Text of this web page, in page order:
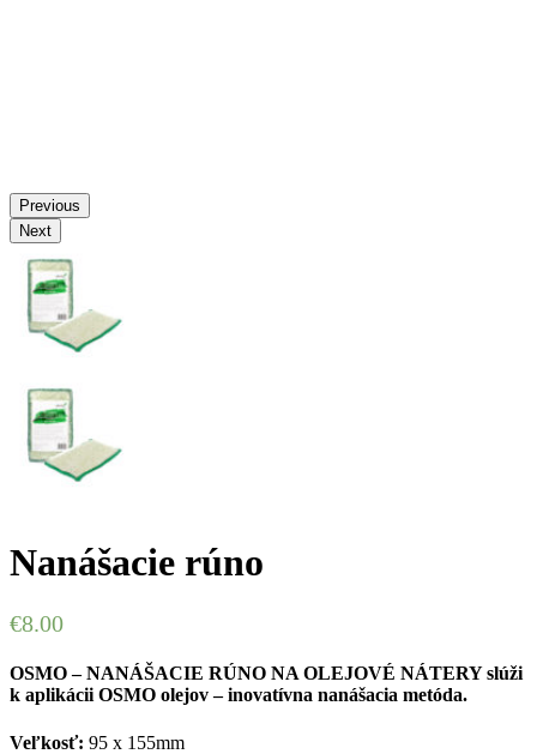
Previous
Next
Nanášacie rúno
€8.00
OSMO – NANÁŠACIE RÚNO NA OLEJOVÉ NÁTERY slúži
k aplikácii OSMO olejov – inovatívna nanášacia metóda.
Veľkosť: 95 x 155mm